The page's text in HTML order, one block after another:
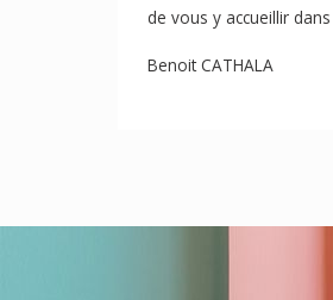
de vous y accueillir
Benoit CATHALA